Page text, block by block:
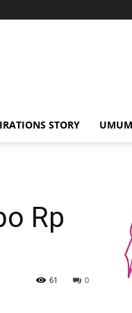
STORY UMUM
Rp
0
61